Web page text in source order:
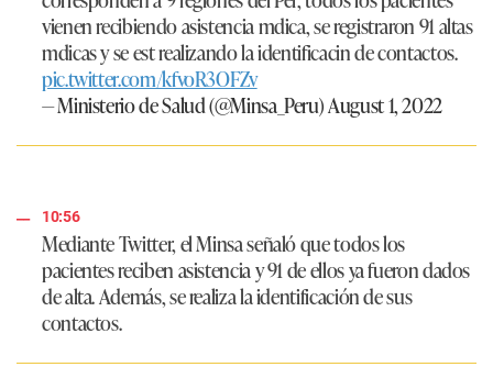
vienen recibiendo asistencia mdica, se registraron 91 altas
mdicas y se est realizando la identificacin de contactos.
pic.twitter.com/kfvoR3OFZv
— Ministerio de Salud (@Minsa_Peru)August 1, 2022
10:56
Mediante Twitter, el Minsa señaló que todos los
pacientes reciben asistencia y 91 de ellos ya fueron dados
de alta. Además, se realiza la identificación de sus
contactos.